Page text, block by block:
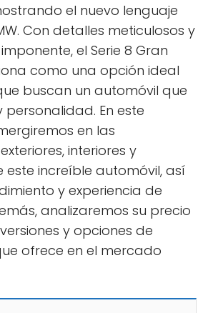
el nuevo lenguaje
Con detalles meticulosos y
el Serie 8 Gran
como una opción ideal
buscan un automóvil que
personalidad. En este
en las
interiores y
este increíble automóvil, así
y experiencia de
analizaremos su precio
y opciones de
ofrece en el mercado